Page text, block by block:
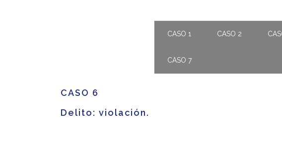
CASO 1 CASO 2
CASO 7
CASO 6
Delito: violación.